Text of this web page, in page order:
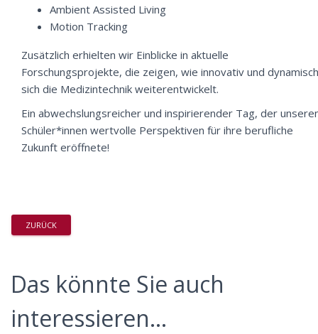
Ambient Assisted Living
Motion Tracking
Zusätzlich erhielten wir Einblicke in aktuelle
Forschungsprojekte, die zeigen, wie innovativ und dynamisch
sich die Medizintechnik weiterentwickelt.
Ein abwechslungsreicher und inspirierender Tag, der
Schüler*innen wertvolle Perspektiven für ihre berufliche
Zukunft eröffnete!
ZURÜCK
Das könnte Sie auch
interessieren...